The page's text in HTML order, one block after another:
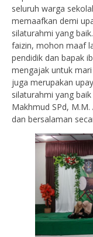
seluruh warga
memaafkan demi
silaturahmi yang
faizin, mohon maaf
pendidik dan bapak
mengajak untuk
juga merupakan
silaturahmi yang
Makhmud SPd,
dan bersalaman